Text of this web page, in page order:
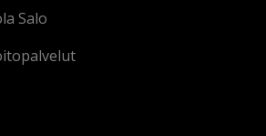
Salo